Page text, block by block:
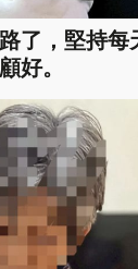
了，堅持每
好。